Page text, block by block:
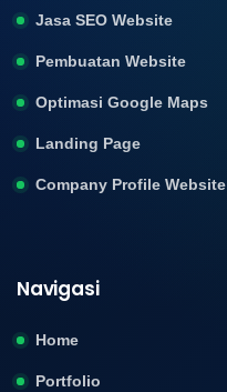
Jasa SEO Website
Pembuatan Website
Optimasi Google Maps
Landing Page
Company Profile Website
Navigasi
Home
Portfolio